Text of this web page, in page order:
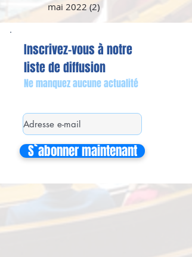
mai 2022 (2)
Inscrivez-vous à notre
liste de diffusion
Ne manquez aucune actualité
S`abonner maintenant